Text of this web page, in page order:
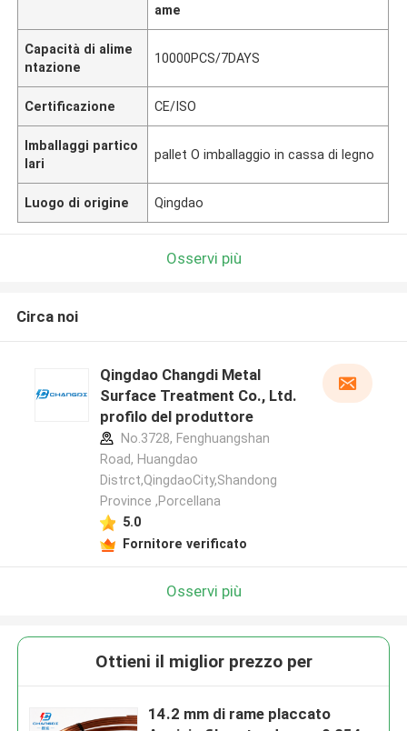
ame
Capacità di alime
ntazione
10000PCS/7DAYS
Certificazione CE/ISO
Imballaggi partico
lari
pallet O imballaggio in cassa di legno
Luogo di origine Qingdao
Osservi più
Circa noi
Qingdao Changdi Metal
Surface Treatment Co., Ltd.
profilo del produttore
No.3728, Fenghuangshan
Road, Huangdao
Distrct,QingdaoCity,Shandong
Province ,Porcellana
5.0
Fornitore verificato
Osservi più
Ottieni il miglior prezzo per
14.2 mm di rame placcato